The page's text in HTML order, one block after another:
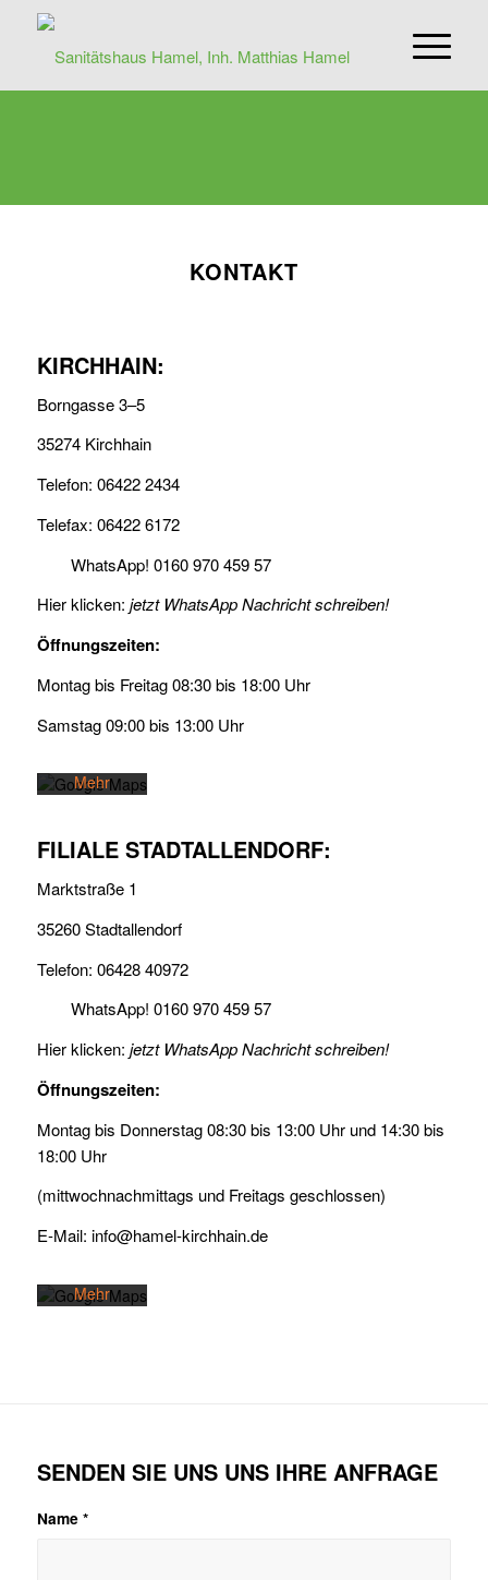
KONTAKT
KIRCHHAIN:
Borngasse 3–5
35274 Kirchhain
Telefon: 06422 2434
Telefax: 06422 6172
WhatsApp! 0160 970 459 57
Hier klicken: jetzt WhatsApp Nachricht schreiben!
Öffnungszeiten:
Montag bis Freitag 08:30 bis 18:00 Uhr
Samstag 09:00 bis 13:00 Uhr
Mit dem
Karte
Sie die
Datenschutzerklärung
von
Mehr
Karte
Maps immer
entsperren
FILIALE STADTALLENDORF:
Marktstraße 1
35260 Stadtallendorf
Telefon: 06428 40972
WhatsApp! 0160 970 459 57
Hier klicken: jetzt WhatsApp Nachricht schreiben!
Öffnungszeiten:
Montag bis Donnerstag 08:30 bis 13:00 Uhr und 14:30 bis
18:00 Uhr
(mittwochnachmittags und Freitags geschlossen)
E-Mail: info@hamel-kirchhain.de
Laden der
Karte
Sie die
Datenschutzerklärung
von
Mehr
entsperren
SENDEN SIE UNS UNS IHRE ANFRAGE
Name *